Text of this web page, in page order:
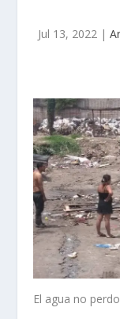
Jul 13, 2022 |
El agua no